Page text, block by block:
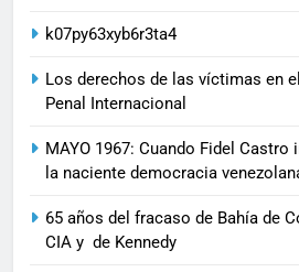
k07py63xyb6r3ta4
Los derechos de las víctimas en
Penal Internacional
MAYO 1967: Cuando Fidel
la naciente democracia
65 años del fracaso de Bahía de
CIA y de Kennedy